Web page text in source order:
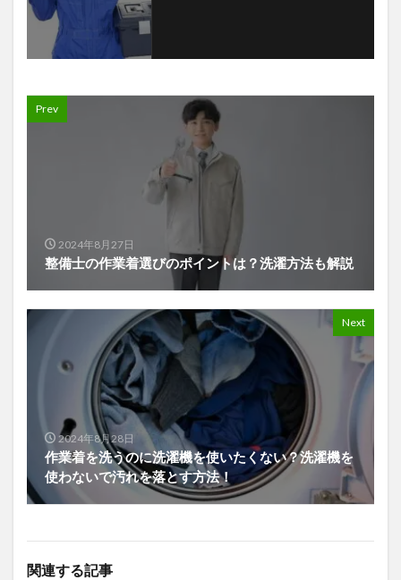
Prev
2024年8月27日
整備士の作業着選びのポイントは？洗濯方法も解説
Next
2024年8月28日
作業着を洗うのに洗濯機を使いたくない？洗濯機を
使わないで汚れを落とす方法！
関連する記事